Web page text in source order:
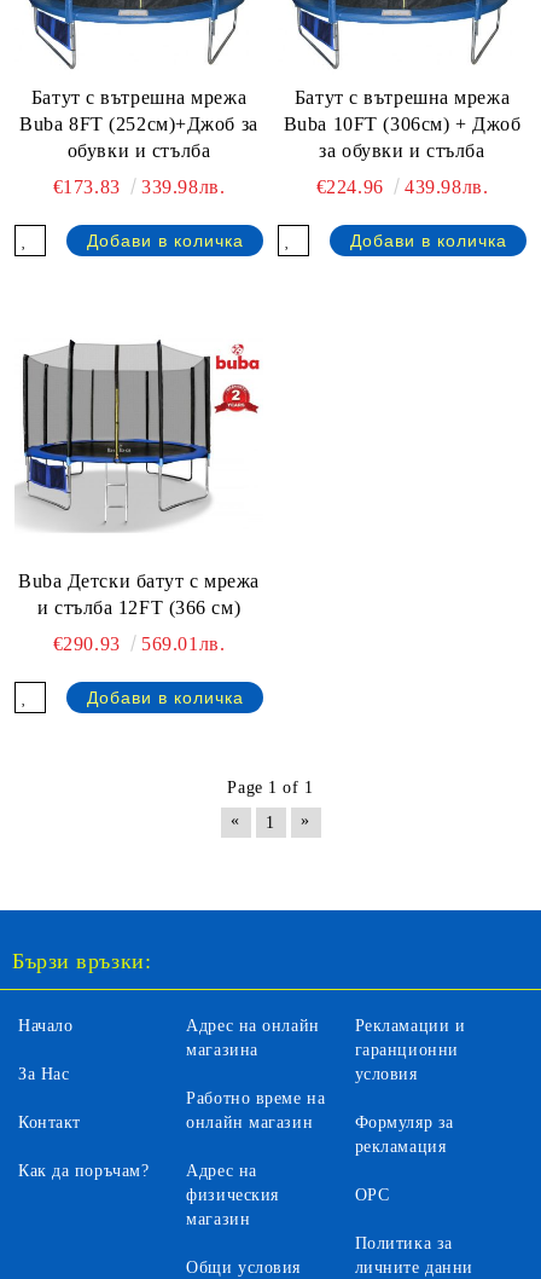
Батут с вътрешна мрежа
Buba 8FT (252см)+Джоб за
обувки и стълба
€173.83
339.98лв.
Батут с вътрешна мрежа
Buba 10FT (306см) + Джоб
за обувки и стълба
€224.96
439.98лв.
Buba Детски батут с мрежа
и стълба 12FT (366 см)
€290.93
569.01лв.
Page 1 of 1
«
1 »
Бързи връзки:
Начало
За Нас
Контакт
Как да поръчам?
Адрес на онлайн
магазина
Работно време на
онлайн магазин
Адрес на
физическия
магазин
Общи условия
Рекламации и
гаранционни
условия
Формуляр за
рекламация
ОРС
Политика за
личните данни